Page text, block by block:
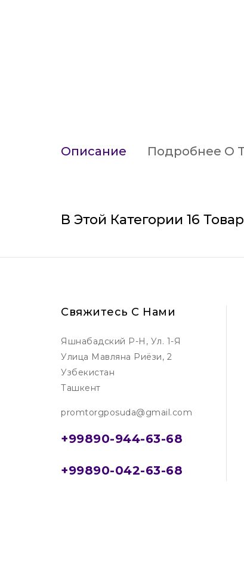
Описание Подробнее О
В Этой Категории 16
Свяжитесь С Нами
Яшнабадский Р-Н, Ул. 1-Я
Улица Мавляна Риёзи, 2
Узбекистан
Ташкент
promtorgposuda@gmail.com
+99890-944-63-68
+99890-042-63-68